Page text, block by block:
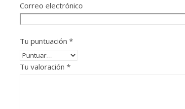
Correo electrónico
Tu puntuación *
Tu valoración *